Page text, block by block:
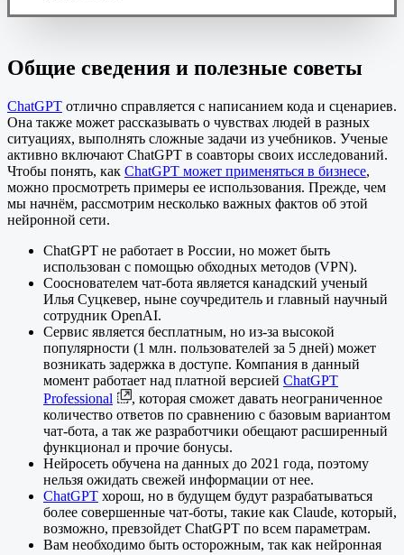
Общие сведения и полезные советы
ChatGPT отлично справляется с написанием кода и сценариев.
Она также может рассказывать о чувствах людей в разных
ситуациях, выполнять сложные задачи из учебников. Ученые
активно включают ChatGPT в соавторы своих исследований.
Чтобы понять, как ChatGPT может применяться в бизнесе,
можно просмотреть примеры ее использования. Прежде, чем
мы начнём, рассмотрим несколько важных фактов об этой
нейронной сети.
ChatGPT не работает в России, но может быть
использован с помощью обходных методов (VPN).
Сооснователем чат-бота является канадский ученый
Илья Суцкевер, ныне соучредитель и главный научный
сотрудник OpenAI.
Сервис является бесплатным, но из-за высокой
популярности (1 млн. пользователей за 5 дней) может
возникать задержка в доступе. Компания в данный
момент работает над платной версией ChatGPT
Professional
, которая сможет давать неограниченное
количество ответов по сравнению с базовым вариантом
чат-бота, а так же разработчики обещают расширенный
функционал и прочие бонусы.
Нейросеть обучена на данных до 2021 года, поэтому
нельзя ожидать свежей информации от нее.
ChatGPT хорош, но в будущем будут разрабатываться
более совершенные чат-боты, такие как Claude, который,
возможно, превзойдет ChatGPT по всем параметрам.
Вам необходимо быть осторожным, так как нейронная